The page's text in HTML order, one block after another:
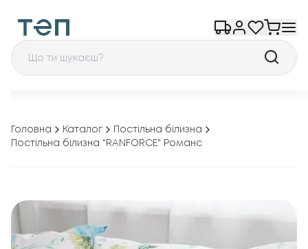
Головна Каталог
Постільна білизна
Постільна білизна "RANFORCE" Романс